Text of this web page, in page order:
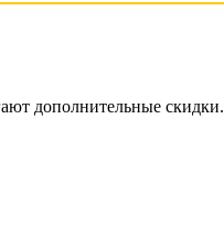
дополнительные скидки.